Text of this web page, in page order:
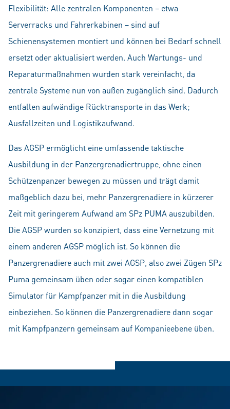
Flexibilität: Alle zentralen Komponenten – etwa
Serverracks und Fahrerkabinen – sind auf
Schienensystemen montiert und können bei Bedarf schnell
ersetzt oder aktualisiert werden. Auch Wartungs- und
Reparaturmaßnahmen wurden stark vereinfacht, da
zentrale Systeme nun von außen zugänglich sind. Dadurch
entfallen aufwändige Rücktransporte in das Werk;
Ausfallzeiten und Logistikaufwand.
Das AGSP ermöglicht eine umfassende taktische
Ausbildung in der Panzergrenadiertruppe, ohne einen
Schützenpanzer bewegen zu müssen und trägt damit
maßgeblich dazu bei, mehr Panzergrenadiere in kürzerer
Zeit mit geringerem Aufwand am SPz PUMA auszubilden.
Die AGSP wurden so konzipiert, dass eine Vernetzung mit
einem anderen AGSP möglich ist. So können die
Panzergrenadiere auch mit zwei AGSP, also zwei Zügen SPz
Puma gemeinsam üben oder sogar einen kompatiblen
Simulator für Kampfpanzer mit in die Ausbildung
einbeziehen. So können die Panzergrenadiere dann sogar
mit Kampfpanzern gemeinsam auf Kompanieebene üben.